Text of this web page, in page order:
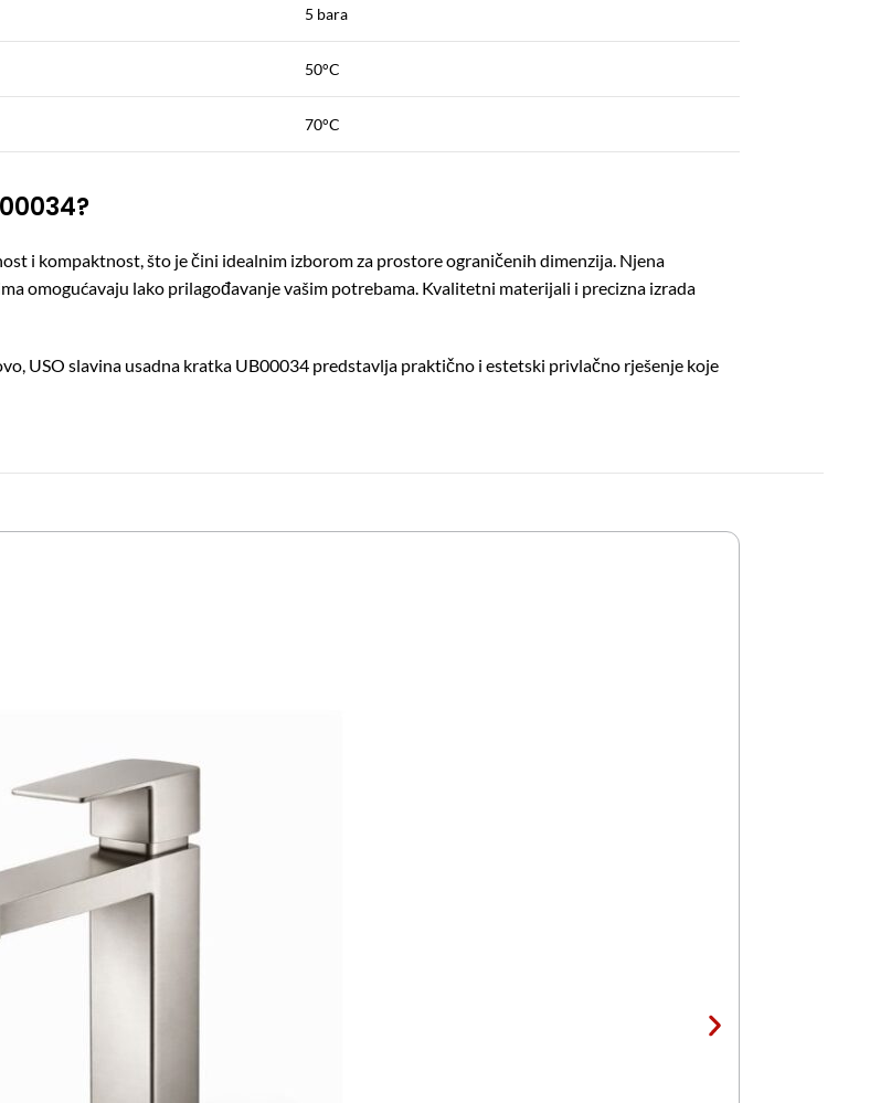
5 bara
50°C
70°C
i kompaktnost, što je čini idealnim izborom za prostore ograničenih dimenzija. Njena
omogućavaju lako prilagođavanje vašim potrebama. Kvalitetni materijali i precizna izrada
USO slavina usadna kratka UB00034 predstavlja praktično i estetski privlačno rješenje koje